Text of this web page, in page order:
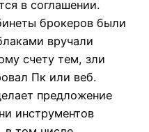
в соглашении.
брокеров были
вручали
счету тем, зли
Пк или веб.
предложение
инструментов